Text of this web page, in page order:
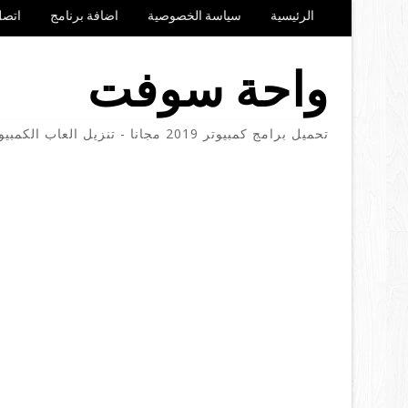
الرئيسية سياسة الخصوصية اضافة برنامج
واحة سوفت
تحميل برامج كمبيوتر 2019 مجانا - تنزيل العاب الكمبيوتر والموبايل مجانا